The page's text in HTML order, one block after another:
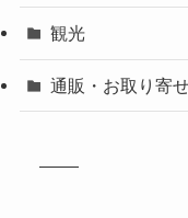
観光
通販・お取り寄